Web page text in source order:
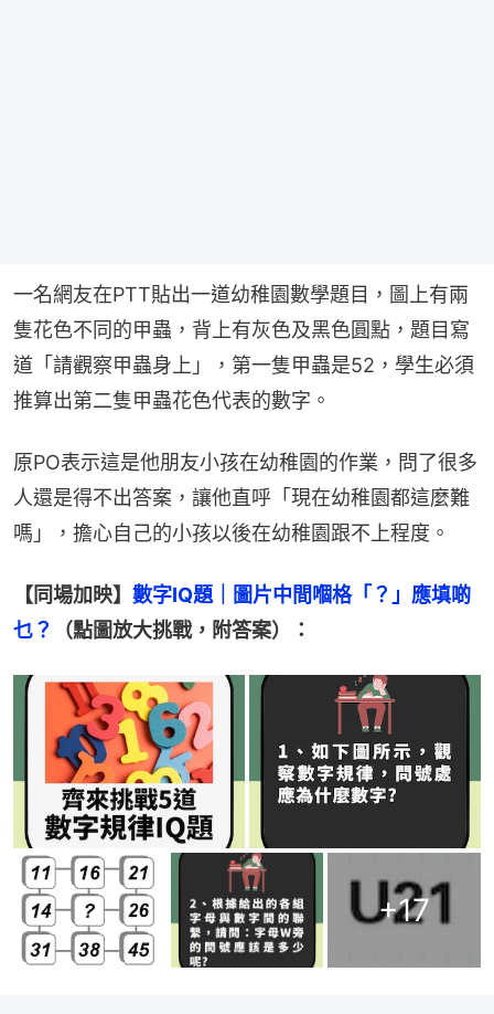
一名網友在PTT貼出一道幼稚園數學題目，圖上有兩
隻花色不同的甲蟲，背上有灰色及黑色圓點，題目寫
道「請觀察甲蟲身上」，第一隻甲蟲是52，學生必須
推算出第二隻甲蟲花色代表的數字。
原PO表示這是他朋友小孩在幼稚園的作業，問了很多
人還是得不出答案，讓他直呼「現在幼稚園都這麼難
嗎」，擔心自己的小孩以後在幼稚園跟不上程度。
【同場加映】 數字IQ題｜圖片中間嗰格「？」應填啲
乜？
（點圖放大挑戰，附答案）：
+17